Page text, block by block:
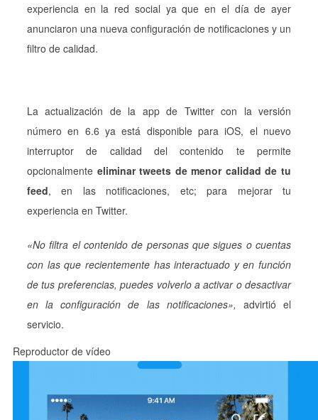
experiencia en la red social ya que en el día de ayer
anunciaron una nueva configuración de notificaciones y un
filtro de calidad.
La actualización de la app de Twitter con la versión
número en 6.6 ya está disponible para iOS, el nuevo
interruptor de calidad del contenido te permite
opcionalmente eliminar tweets de menor calidad de tu
feed, en las notificaciones, etc; para mejorar tu
experiencia en Twitter.
«No filtra el contenido de personas que sigues o cuentas
con las que recientemente has interactuado y en función
de tus preferencias, puedes volverlo a activar o desactivar
en la configuración de las notificaciones», advirtió el
servicio.
Reproductor de vídeo